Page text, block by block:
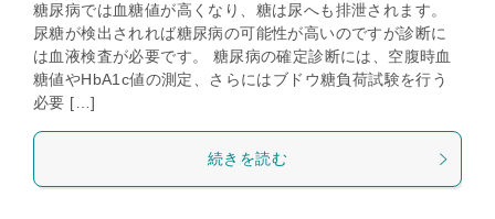
糖尿病では血糖値が高くなり、糖は尿へも排泄されます。
尿糖が検出されれば糖尿病の可能性が高いのですが診断に
は血液検査が必要です。 糖尿病の確定診断には、空腹時血
糖値やHbA1c値の測定、さらにはブドウ糖負荷試験を行う
必要 […]
続きを読む